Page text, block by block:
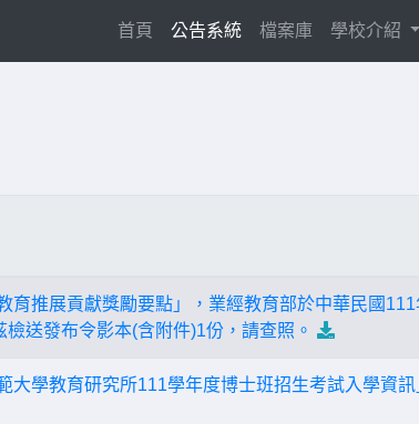
首頁(current)
公告系統 檔案庫 學校介紹
育推展貢獻獎勵要點」，業經教育部於中華民國
送發布令影本(含附件)1份，請查照。
大學教育研究所111學年度博士班招生考試入學資訊